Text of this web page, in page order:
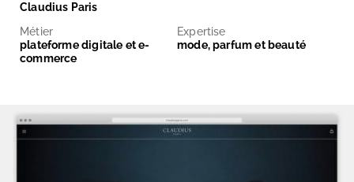
Claudius Paris
Métier
plateforme digitale et e-
commerce
Expertise
mode, parfum et beauté